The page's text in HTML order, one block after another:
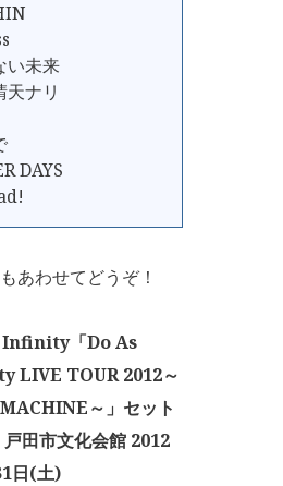
い未来
天ナリ
DAYS
あわせてどうぞ！
Infinity「Do As
LIVE TOUR 2012～
～」セット
戸田市文化会館 2012
日(土)